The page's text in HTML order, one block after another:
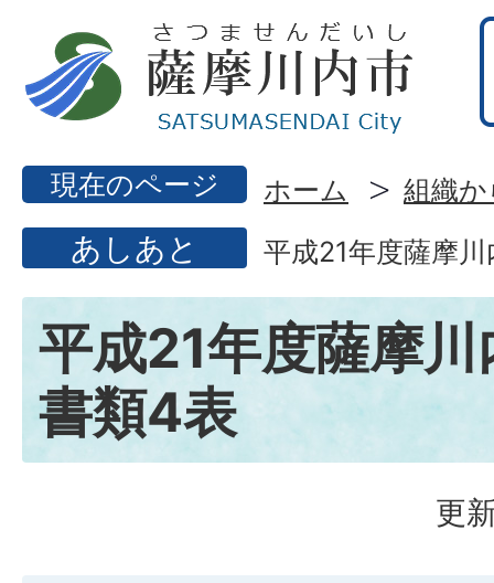
現在のページ ホーム 組織
あしあと 平成21年度薩摩
平成21年度薩摩
書類4表
更